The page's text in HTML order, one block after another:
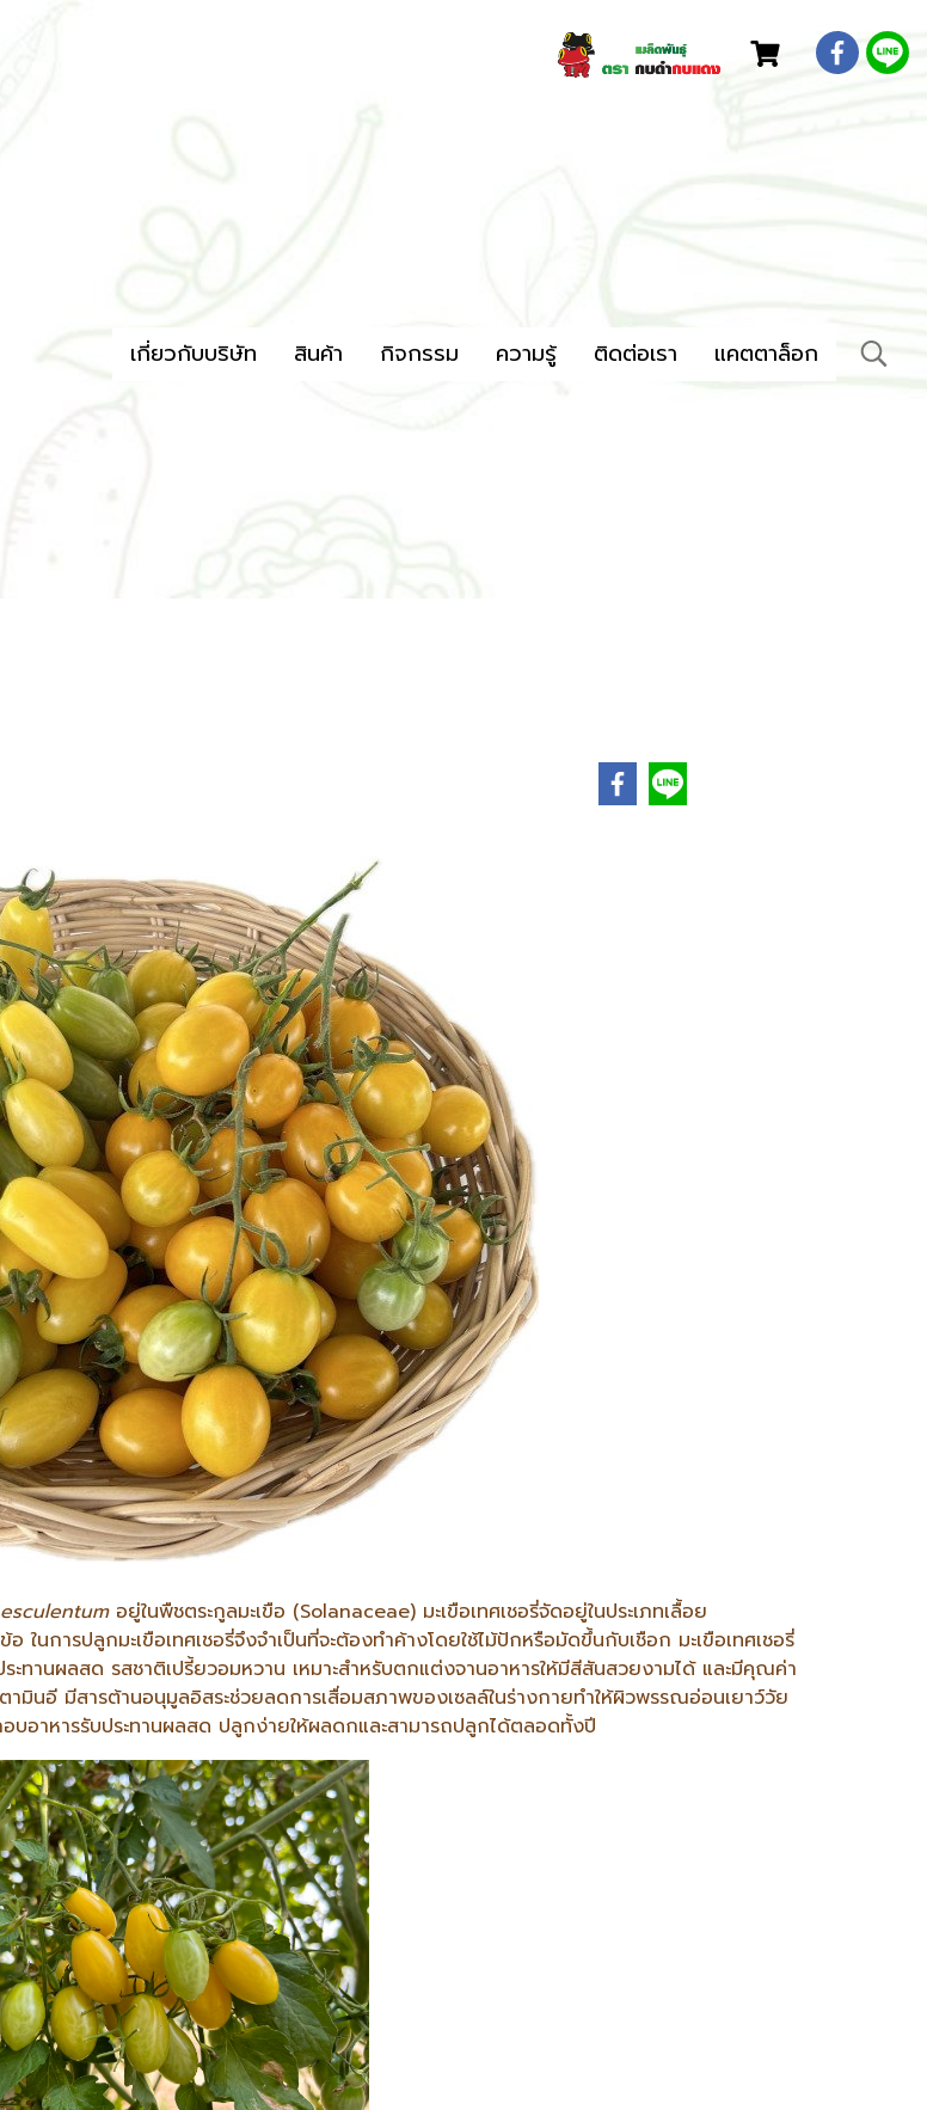
เกี่ยวกับบริษัท สินค้า กิจกรรม ความรู้ ติดต่อเรา แคตตาล็อก
อยู่ในพืชตระกูลมะเขือ (Solanaceae) มะเขือเทศเชอรี่จัดอยู่ในประเภทเลื้อย
ารปลูกมะเขือเทศเชอรี่จึงจำเป็นที่จะต้องทำค้างโดยใช้ไม้ปักหรือมัดขึ้นกับเชือก มะเขือเทศเชอรี่
ทานผลสด รสชาติเปรี้ยวอมหวาน เหมาะสำหรับตกแต่งจานอาหารให้มีสีสันสวยงามได้ และมีคุณค่า
มินอี มีสารต้านอนุมูลอิสระช่วยลดการเสื่อมสภาพของเซลล์ในร่างกายทำให้ผิวพรรณอ่อนเยาว์วัย
บอาหารรับประทานผลสด ปลูกง่ายให้ผลดกและสามารถปลูกได้ตลอดทั้งปี